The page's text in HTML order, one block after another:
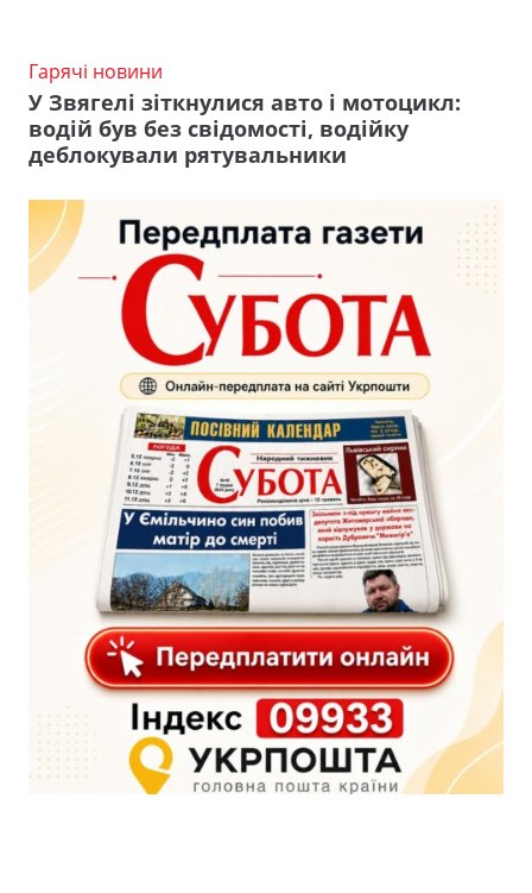
Гарячі новини
У Звягелі зіткнулися авто і мотоцикл:
водій був без свідомості, водійку
деблокували рятувальники